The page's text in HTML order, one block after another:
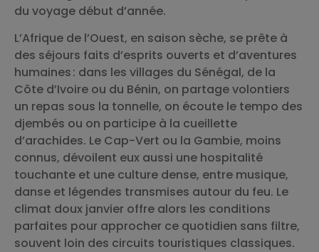
du voyage début d’année.
L’Afrique de l’Ouest, en saison sèche, se prête à
des séjours faits d’esprits ouverts et d’aventures
humaines : dans les villages du Sénégal, de la
Côte d’Ivoire ou du Bénin, on partage volontiers
un repas sous la tonnelle, on écoute le tempo des
djembés ou on participe à la cueillette
d’arachides. Le Cap-Vert ou la Gambie, moins
connus, dévoilent eux aussi une hospitalité
touchante et une culture dense, entre musique,
danse et légendes transmises autour du feu. Le
climat doux janvier offre alors les conditions
parfaites pour approcher ce quotidien sans filtre,
souvent loin des circuits touristiques classiques.